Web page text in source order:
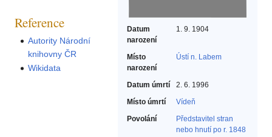
Datum
narození
1. 9. 1904
Místo
narození
Ústí n. Labem
Datum úmrtí
2. 6. 1996
Místo úmrtí
Vídeň
Povolání
Představitel stran
nebo hnutí po r. 1848‎
Reference
Autority Národní
knihovny ČR
Wikidata